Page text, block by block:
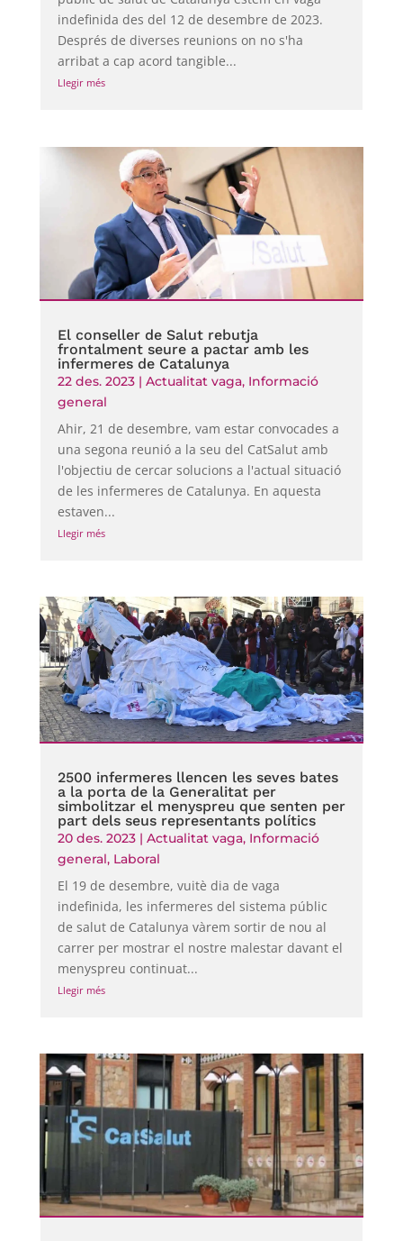
indefinida des del 12 de desembre de 2023.
Després de diverses reunions on no s'ha
arribat a cap acord tangible...
Llegir més
El conseller de Salut rebutja
frontalment seure a pactar amb les
infermeres de Catalunya
22 des. 2023| Actualitat vaga, Informació
general
Ahir, 21 de desembre, vam estar convocades a
una segona reunió a la seu del CatSalut amb
l'objectiu de cercar solucions a l'actual situació
de les infermeres de Catalunya. En aquesta
estaven...
Llegir més
2500 infermeres llencen les seves bates
a la porta de la Generalitat per
simbolitzar el menyspreu que senten per
part dels seus representants polítics
20 des. 2023| Actualitat vaga, Informació
general, Laboral
El 19 de desembre, vuitè dia de vaga
indefinida, les infermeres del sistema públic
de salut de Catalunya vàrem sortir de nou al
carrer per mostrar el nostre malestar davant el
menyspreu continuat...
Llegir més